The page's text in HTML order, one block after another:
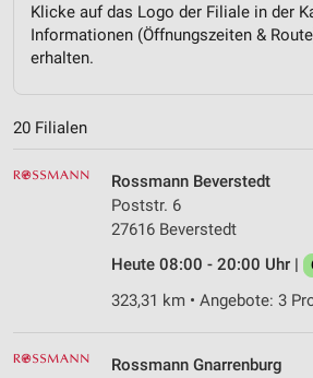
Klicke auf das Logo der Filiale in der
Informationen (Öffnungszeiten &
erhalten.
20 Filialen
Rossmann Beverstedt
Poststr. 6
27616 Beverstedt
Heute 08:00 - 20:00 Uhr |
323,31 km • Angebote: 3
Rossmann Gnarrenburg